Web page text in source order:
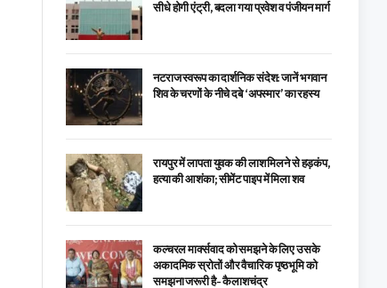
सीधे होगी एंट्री, बदला गया प्रवेश व पंजीयन मार्ग
नटराज स्वरूप का दार्शनिक संदेश: जानें भगवान
शिव के चरणों के नीचे दबे ‘अपस्मार’ का रहस्य
रायपुर में लापता युवक की लाश मिलने से हड़कंप,
हत्या की आशंका; सीमेंट पाइप में मिला शव
कल्चरल मार्क्सवाद को समझने के लिए उसके
अकादमिक स्रोतों और वैचारिक पृष्ठभूमि को
समझना जरूरी है- कैलाशचंद्र